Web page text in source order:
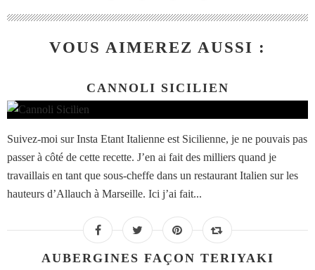
VOUS AIMEREZ AUSSI :
CANNOLI SICILIEN
Suivez-moi sur Insta Etant Italienne est Sicilienne, je ne pouvais pas
passer à côté de cette recette. J’en ai fait des milliers quand je
travaillais en tant que sous-cheffe dans un restaurant Italien sur les
hauteurs d’Allauch à Marseille. Ici j’ai fait...
AUBERGINES FAÇON TERIYAKI